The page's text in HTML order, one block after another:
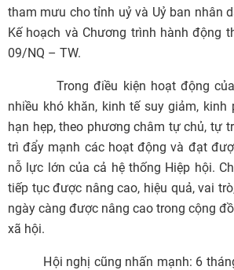
tham mưu cho tỉnh uỷ và Uỷ ban nhân
Kế hoạch và Chương trình hành động
09/NQ – TW.
Trong điều kiện hoạt động của
nhiều khó khăn, kinh tế suy giảm, kinh
hạn hẹp, theo phương châm tự chủ, tự
trì đẩy mạnh các hoạt động và đạt
nỗ lực lớn của cả hệ thống Hiệp hội.
tiếp tục được nâng cao, hiệu quả, vai
ngày càng được nâng cao trong cộng
xã hội.
Hội nghị cũng nhấn mạnh: 6 tháng